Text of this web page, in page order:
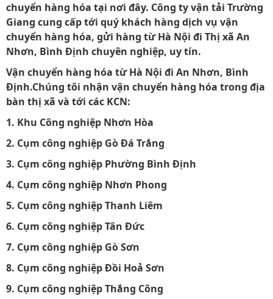
chuyển hàng hóa tại nơi đây. Công ty vận tải Trường
Giang cung cấp tới quý khách hàng dịch vụ vận
chuyển hàng hóa, gửi hàng từ Hà Nội đi Thị xã An
Nhơn, Bình Định chuyên nghiệp, uy tín.
Vận chuyển hàng hóa từ Hà Nội đi An Nhơn, Bình
Định.Chúng tôi nhận vận chuyển hàng hóa trong địa
bàn thị xã và tới các KCN:
1. Khu Công nghiệp Nhơn Hòa
2. Cụm công nghiệp Gò Đá Trắng
3. Cụm công nghiệp Phường Bình Định
4. Cụm công nghiệp Nhơn Phong
5. Cụm công nghiệp Thanh Liêm
6. Cụm công nghiệp Tân Đức
7. Cụm công nghiệp Gò Sơn
8. Cụm công nghiệp Đồi Hoả Sơn
9. Cụm công nghiệp Thắng Công